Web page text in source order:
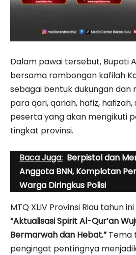
Dalam pawai tersebut, Bupati
bersama rombongan kafilah
sebagai bentuk dukungan dan
para qari, qariah, hafiz,
peserta yang akan mengikuti
tingkat provinsi.
Baca Juga: Berpistol dan
Anggota BNN, Komplotan
Warga Diringkus Polisi
MTQ XLIV Provinsi Riau tahun
“Aktualisasi Spirit Al-Qur’an
Bermarwah dan Hebat.”Tema
pengingat pentingnya